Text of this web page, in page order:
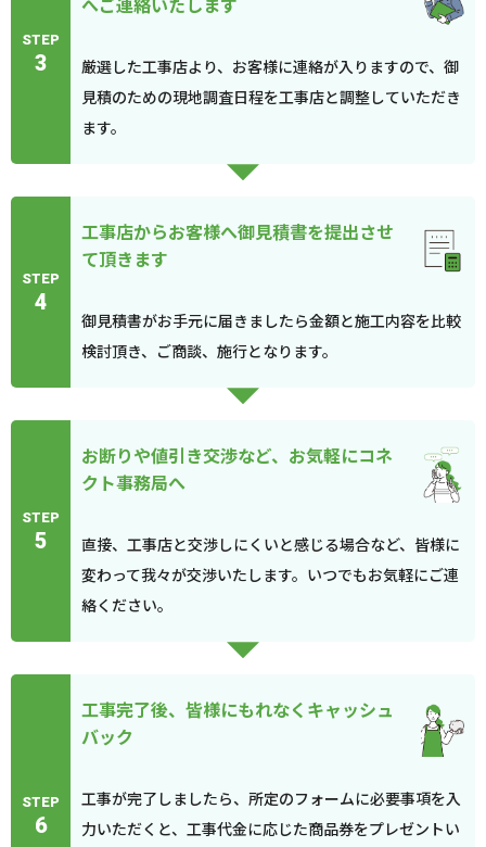
STEP
3
厳選した工事店より、お客様に連絡が入りますので、御
見積のための現地調査日程を工事店と調整していただき
ます。
STEP
4
工事店からお客様へ御見積書を提出させ
て頂きます
御見積書がお手元に届きましたら金額と施工内容を比較
検討頂き、ご商談、施行となります。
STEP
5
お断りや値引き交渉など、お気軽にコネ
クト事務局へ
直接、工事店と交渉しにくいと感じる場合など、皆様に
変わって我々が交渉いたします。いつでもお気軽にご連
絡ください。
STEP
6
工事完了後、皆様にもれなくキャッシュ
バック
工事が完了しましたら、所定のフォームに必要事項を入
力いただくと、工事代金に応じた商品券をプレゼントい